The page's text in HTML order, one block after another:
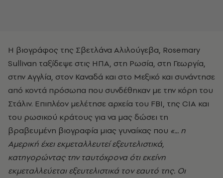
Η βιογράφος της Σβετλάνα Αλιλούγεβα, Rosemary
Sullivan ταξίδεψε στις ΗΠΑ, στη Ρωσία, στη Γεωργία,
στην Αγγλία, στον Καναδά και στο Μεξικό και συνάντησε
από κοντά πρόσωπα που συνδέθηκαν με την κόρη του
Στάλιν. Επιπλέον μελέτησε αρχεία του FBI, της CIA και
του ρωσικού κράτους για να μας δώσει τη
βραβευμένη βιογραφία μιας γυναίκας που «... η
Αμερική έχει εκμεταλλευτεί εξευτελιστικά,
κατηγορώντας την ταυτόχρονα ότι εκείνη
εκμεταλλεύεται εξευτελιστικά τον εαυτό της. Οι